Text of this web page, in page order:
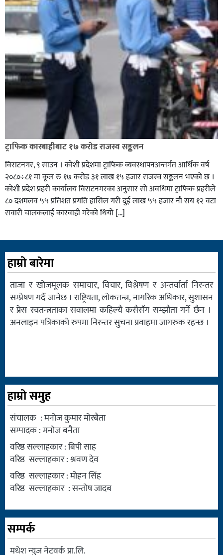
ट्राफिक कारबाहीबाट १७ करोड राजस्व सङ्कलन
विराटनगर, ९ साउन । कोशी प्रदेशमा ट्राफिक व्यवस्थापनअन्तर्गत आर्थिक वर्ष
२०८०÷८१ मा कूल रु १७ करोड ३१ लाख १५ हजार राजस्व सङ्कलन भएको छ ।
कोशी प्रदेश प्रहरी कार्यालय विराटनगरका अनुसार सो अवधिमा ट्राफिक प्रहरीले
८० दशमलव ५५ प्रतिशत प्रगति हासिल गरी दुई लाख ५५ हजार नौ सय १२ वटा
सवारी चालकलाई कारवाही गरेको थियो […]
हाम्रो बारेमा
ताजा र खोजमूलक समाचार, विचार, विश्लेषण र अन्तर्वार्ता निरन्तर
सम्प्रेषण गर्दै जानेछ । राष्ट्रियता, लोकतन्त्र, नागरिक अधिकार, सुशासन
र प्रेस स्वतन्त्रताका सवालमा कहिल्यै कसैसँग सम्झौता गर्ने छैन ।
अनलाइन पत्रिकाको रुपमा निरन्तर सुचना प्रवाहमा जागरुक रहन्छ ।
हाम्रो समुह
संचालक : मनोज कुमार मोरबैता
सम्पादक : मनोज बनैता
वरिष्ठ सल्लाहकार : बिपी साह
वरिष्ठ सल्लाहकार : श्रवण देव
वरिष्ठ सल्लाहकार : मोहन सिंह
वरिष्ठ सल्लाहकार : सन्तोष जादब
सम्पर्क
मधेश न्युज नेटवर्क प्रा.लि.